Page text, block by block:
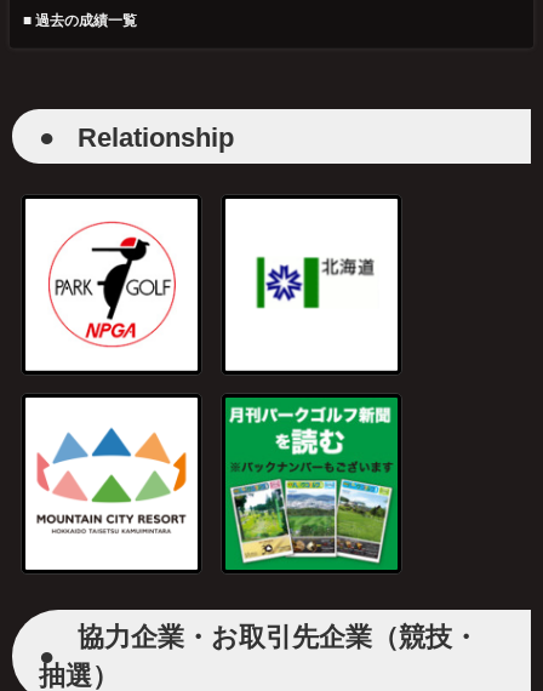
■ 過去の成績一覧
● Relationship
●
協力企業・お取引先企業（競技・
抽選）